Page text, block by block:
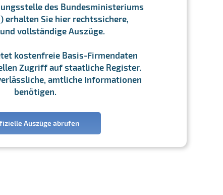
des Bundesministeriums
erhalten Sie hier rechtssichere,
vollständige Auszüge.
kostenfreie Basis-Firmendaten
Zugriff auf staatliche Register.
amtliche Informationen
benötigen.
Auszüge abrufen